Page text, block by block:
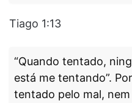
Tiago 1:13
“Quando tentado,
está me tentando”.
tentado pelo mal,